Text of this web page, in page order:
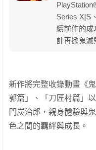
Series X|S
續前作的成
計再掀鬼滅
新作將完整收錄動畫《
郭篇」、「刀匠村篇」
門炭治郎，親身體驗與
色之間的羈絆與成長。